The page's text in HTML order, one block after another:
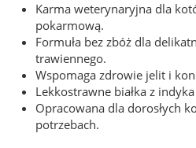
Karma weterynaryjna dla
pokarmową.
Formuła bez zbóż dla
trawiennego.
Wspomaga zdrowie jelit i
Lekkostrawne białka z
Opracowana dla dorosłych
potrzebach.